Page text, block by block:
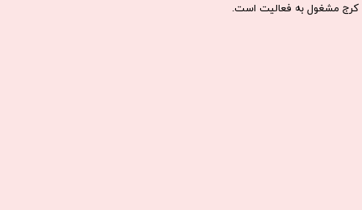
كرج مشغول به فعاليت است.​​​​​​​